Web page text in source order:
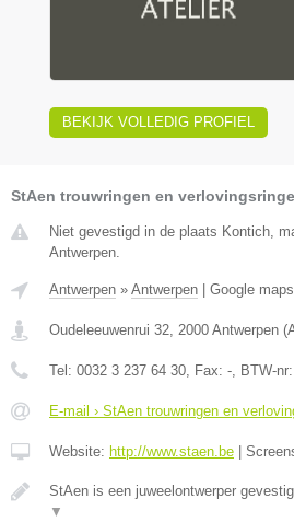
BEKIJK VOLLEDIG PROFIEL
StAen trouwringen en
Niet gevestigd in de plaats Kontich,
Antwerpen.
Antwerpen » Antwerpen Google maps
Oudeleeuwenrui 32, 2000 Antwerpen (
Tel: 0032 3 237 64 30, Fax: -, BTW-nr:
E-mail › StAen trouwringen en
Website: http://www.staen.be
StAen is een juweelontwerper
▼